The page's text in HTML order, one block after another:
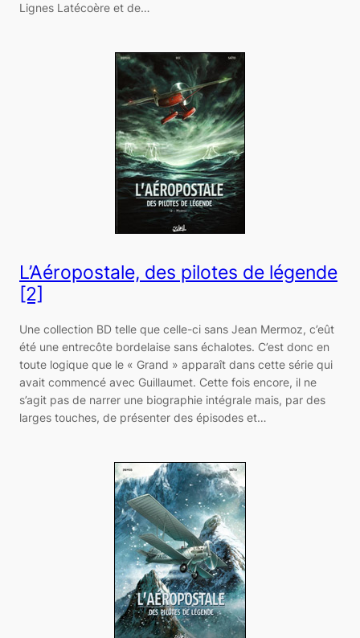
Lignes Latécoère et de…
L’Aéropostale, des pilotes de légende
[2]
Une collection BD telle que celle-ci sans Jean Mermoz, c’eût
été une entrecôte bordelaise sans échalotes. C’est donc en
toute logique que le « Grand » apparaît dans cette série qui
avait commencé avec Guillaumet. Cette fois encore, il ne
s’agit pas de narrer une biographie intégrale mais, par des
larges touches, de présenter des épisodes et…